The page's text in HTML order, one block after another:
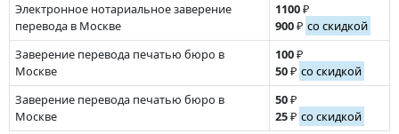
Электронное нотариальное заверение
перевода в Москве
1100₽
900₽ со скидкой
Заверение перевода печатью бюро в
Москве
100₽
50₽ со скидкой
Заверение перевода печатью бюро в
Москве
50₽
25₽ со скидкой